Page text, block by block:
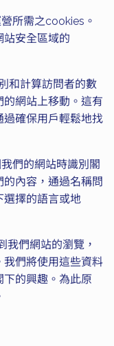
所需之cookies。
站安全區域的
和計算訪問者的數
網站上移動。這有
確保用戶輕鬆地找
們的網站時識別閣
內容，通過名稱問
選擇的語言或地
我們網站的瀏覽，
我們將使用這些資料
的興趣。為此原